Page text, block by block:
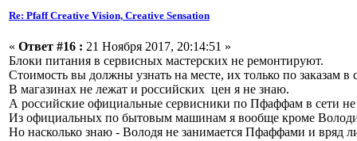
Re: Pfaff Creative Vision, Creative Sensation
« Ответ #16 : 21 Ноября 2017, 20:14:51 »
Блоки питания в сервисных мастерских не ремонтируют.
Стоимость вы должны узнать на месте, их только по заказам в
В магазинах не лежат и российских цен я не знаю.
А российские официальные сервисники по Пфаффам в сети не
Из официальных по бытовым машинам я вообще кроме
Но насколько знаю - Володя не занимается Пфаффами и вряд